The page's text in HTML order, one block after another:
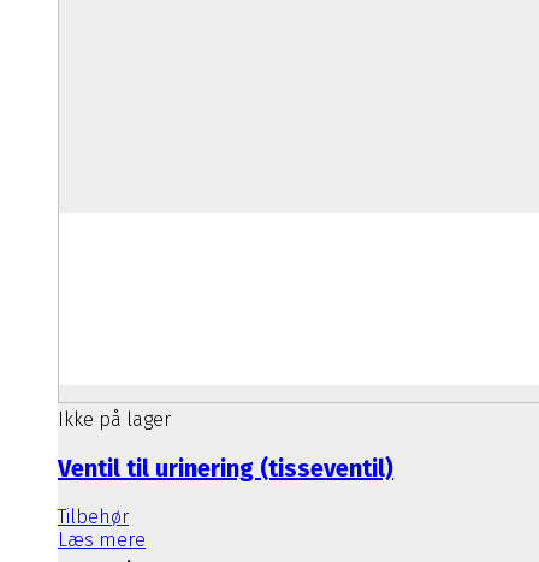
Ikke på lager
Ventil til urinering (tisseventil)
Tilbehør
Læs mere